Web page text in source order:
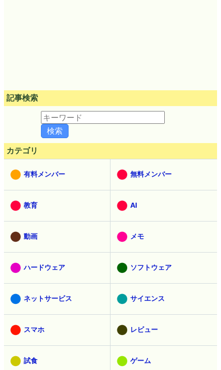
記事検索
カテゴリ
有料メンバー 無料メンバー
教育 AI
動画 メモ
ハードウェア ソフトウェア
ネットサービス サイエンス
スマホ レビュー
試食 ゲーム